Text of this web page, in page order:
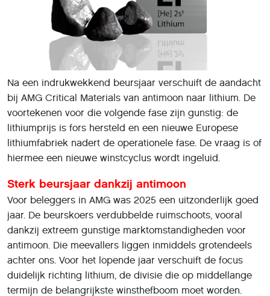
Na een indrukwekkend beursjaar verschuift de aandacht
bij AMG Critical Materials van antimoon naar lithium. De
voortekenen voor die volgende fase zijn gunstig: de
lithiumprijs is fors hersteld en een nieuwe Europese
lithiumfabriek nadert de operationele fase. De vraag is of
hiermee een nieuwe winstcyclus wordt ingeluid.
Sterk beursjaar dankzij antimoon
Voor beleggers in AMG was 2025 een uitzonderlijk goed
jaar. De beurskoers verdubbelde ruimschoots, vooral
dankzij extreem gunstige marktomstandigheden voor
antimoon. Die meevallers liggen inmiddels grotendeels
achter ons. Voor het lopende jaar verschuift de focus
duidelijk richting lithium, de divisie die op middellange
termijn de belangrijkste winsthefboom moet worden.